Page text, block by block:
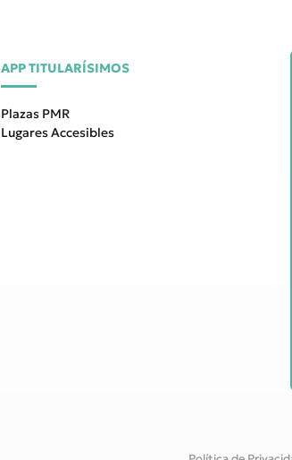
APP TITULARÍSIMOS
Plazas PMR
Lugares Accesibles